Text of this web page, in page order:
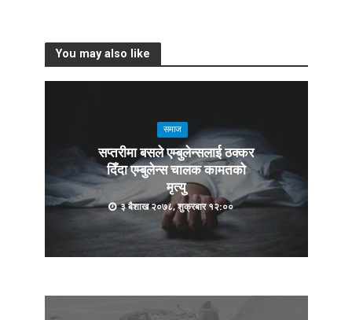
You may also like
समाज
सप्तरीमा बसले एम्बुलेन्सलाई ठक्कर
दिँदा एम्बुलेन्स चालक कामतको
मृत्यु
३ बैशाख २०७८, शुक्रबार १२:००